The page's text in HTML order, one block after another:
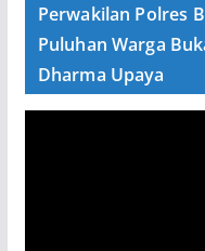
Perwakilan Polres
Puluhan Warga
Dharma Upaya